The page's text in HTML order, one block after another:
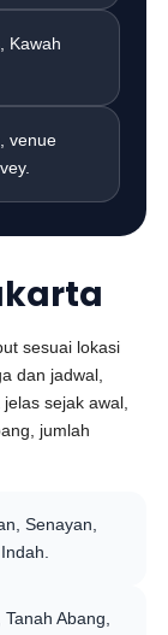
Kawah
venue
sesuai lokasi
dan jadwal,
sejak awal,
jumlah
Senayan,
Abang,